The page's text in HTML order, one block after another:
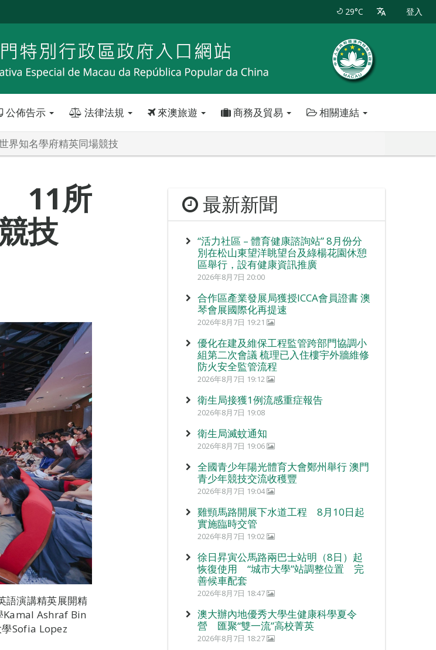
29°C 登入
公佈告示 法律法規 來澳旅遊 商務及貿易 相關連結
界知名學府精英同場競技
11所
技
語演講精英展開精
Kamal Ashraf Bin
Sofia Lopez
最新新聞
“活力社區 – 體育健康諮詢站” 8月份分
別在松山東望洋眺望台及綠楊花園休憩
區舉行，設有健康資訊推廣
2026年8月7日 20:00
合作區產業發展局獲授ICCA會員證書 澳
琴會展國際化再提速
2026年8月7日 19:21
優化在建及維保工程監管跨部門協調小
組第二次會議 梳理已入住樓宇外牆維修
防火安全監管流程
2026年8月7日 19:12
衛生局接獲1例流感重症報告
2026年8月7日 19:08
衛生局滅蚊通知
2026年8月7日 19:06
全國青少年陽光體育大會鄭州舉行 澳門
青少年競技交流收穫豐
2026年8月7日 19:04
雞頸馬路開展下水道工程 8月10日起
實施臨時交管
2026年8月7日 19:02
徐日昇寅公馬路兩巴士站明（8日）起
恢復使用 “城市大學”站調整位置 完
善候車配套
2026年8月7日 18:47
澳大辦內地優秀大學生健康科學夏令
營 匯聚“雙一流”高校菁英
2026年8月7日 18:27